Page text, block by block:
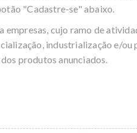
"Cadastre-se" abaixo.
empresas, cujo ramo de
industrialização e/ou
produtos anunciados.